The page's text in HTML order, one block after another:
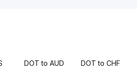
DOT to AUD DOT to CHF